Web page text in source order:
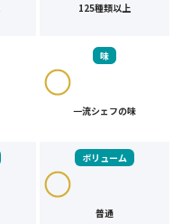
125種類以上
味
一流シェフの味
ボリューム
普通